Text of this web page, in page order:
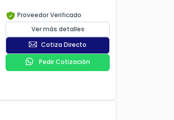
Proveedor Verificado
Ver más detalles
Cotiza Directo
Pedir Cotización